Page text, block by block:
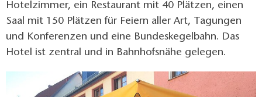
Hotelzimmer, ein Restaurant mit 40 Plätzen, einen
Saal mit 150 Plätzen für Feiern aller Art, Tagungen
und Konferenzen und eine Bundeskegelbahn. Das
Hotel ist zentral und in Bahnhofsnähe gelegen.